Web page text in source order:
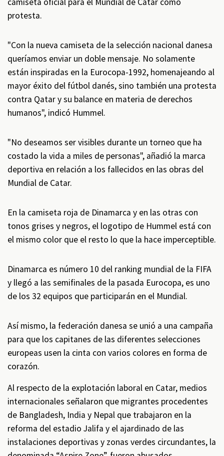
protesta.
"Con la nueva camiseta de la selección nacional danesa
queríamos enviar un doble mensaje. No solamente
están inspiradas en la Eurocopa-1992, homenajeando al
mayor éxito del fútbol danés, sino también una protesta
contra Qatar y su balance en materia de derechos
humanos", indicó Hummel.
"No deseamos ser visibles durante un torneo que ha
costado la vida a miles de personas", añadió la marca
deportiva en relación a los fallecidos en las obras del
Mundial de Catar.
En la camiseta roja de Dinamarca y en las otras con
tonos grises y negros, el logotipo de Hummel está con
el mismo color que el resto lo que la hace imperceptible.
Dinamarca es número 10 del ranking mundial de la FIFA
y llegó a las semifinales de la pasada Eurocopa, es uno
de los 32 equipos que participarán en el Mundial.
Así mismo, la federación danesa se unió a una campaña
para que los capitanes de las diferentes selecciones
europeas usen la cinta con varios colores en forma de
corazón.
Al respecto de la explotación laboral en Catar, medios
internacionales señalaron que migrantes procedentes
de Bangladesh, India y Nepal que trabajaron en la
reforma del estadio Jalifa y el ajardinado de las
instalaciones deportivas y zonas verdes circundantes, la